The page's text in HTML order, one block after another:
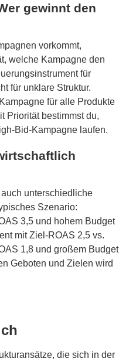
gewinnt den
vorkommt,
welche Kampagne den
für
für unklare Struktur.
für alle Produkte
Priorität bestimmst du,
Bid-Kampagne laufen.
unterschiedliche
Szenario:
3,5 und hohem Budget
mit Ziel-ROAS 2,5 vs.
1,8 und großem Budget
Geboten und Zielen wird
die sich in der